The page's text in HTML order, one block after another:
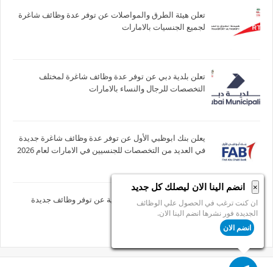
× انضم الينا الان ليصلك كل جديد
ان كنت ترغب في الحصول علي الوظائف
الجديدة فور نشرها انضم الينا الان.
انضم الان
تعلن هيئة الطرق والمواصلات عن توفر عدة وظائف شاغرة
لجميع الجنسيات بالامارات
تعلن بلدية دبي عن توفر عدة وظائف شاغرة لمختلف
التخصصات للرجال والنساء بالامارات
يعلن بنك ابوظبي الأول عن توفر عدة وظائف شاغرة جديدة
في العديد من التخصصات للجنسيين في الامارات لعام 2026
تعلن مؤسسة بوخاطر التعليمية عن توفر وظائف جديدة
بمزايا عاليه بالامارات